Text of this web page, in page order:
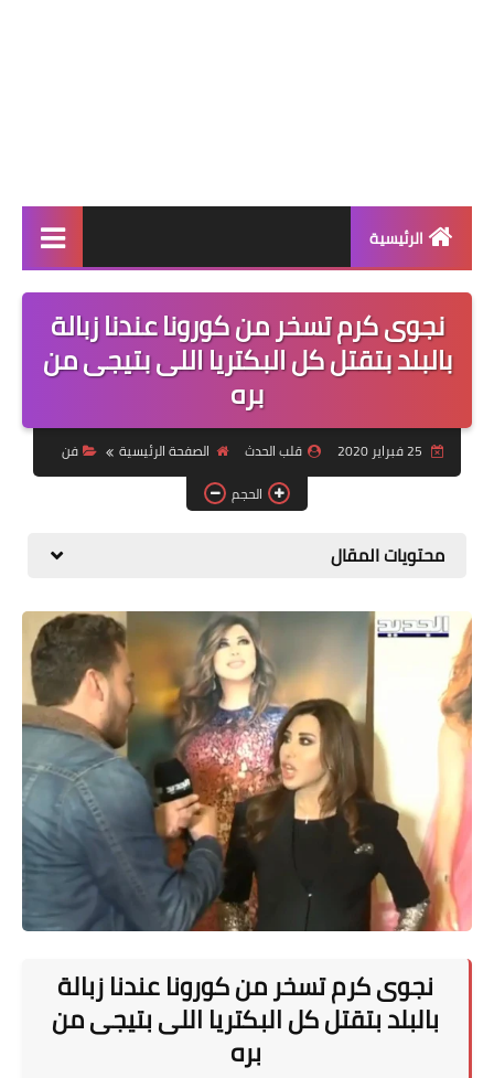
الرئيسية
عالمية
فن
رياضة
مسلسلات
صحة وجمال
اقتصاد
سيارات
علوم وتكنولوجيا
تعليم
وظائف خالية
عروض
نجوى كرم تسخر من كورونا عندنا زبالة
بالبلد بتقتل كل البكتريا اللى بتيجى من
بره
قلب الحدث الصفحة الرئيسية
فن
الحجم
محتويات المقال
نجوى كرم تسخر من كورونا عندنا زبالة
بالبلد بتقتل كل البكتريا اللى بتيجى من
بره